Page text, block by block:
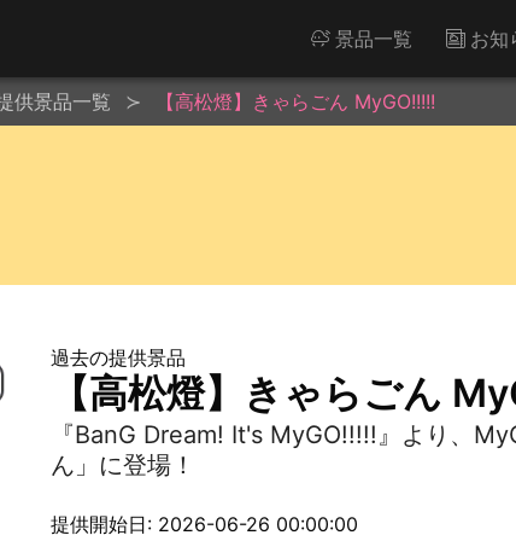
景品一覧 お知
供景品一覧 【高松燈】きゃらごん MyGO!!!!!
過去の提供景品
【高松燈】きゃらごん
『BanG Dream! It's MyGO!!!!!』より、
ん」に登場！
提供開始日: 2026-06-26 00:00:00